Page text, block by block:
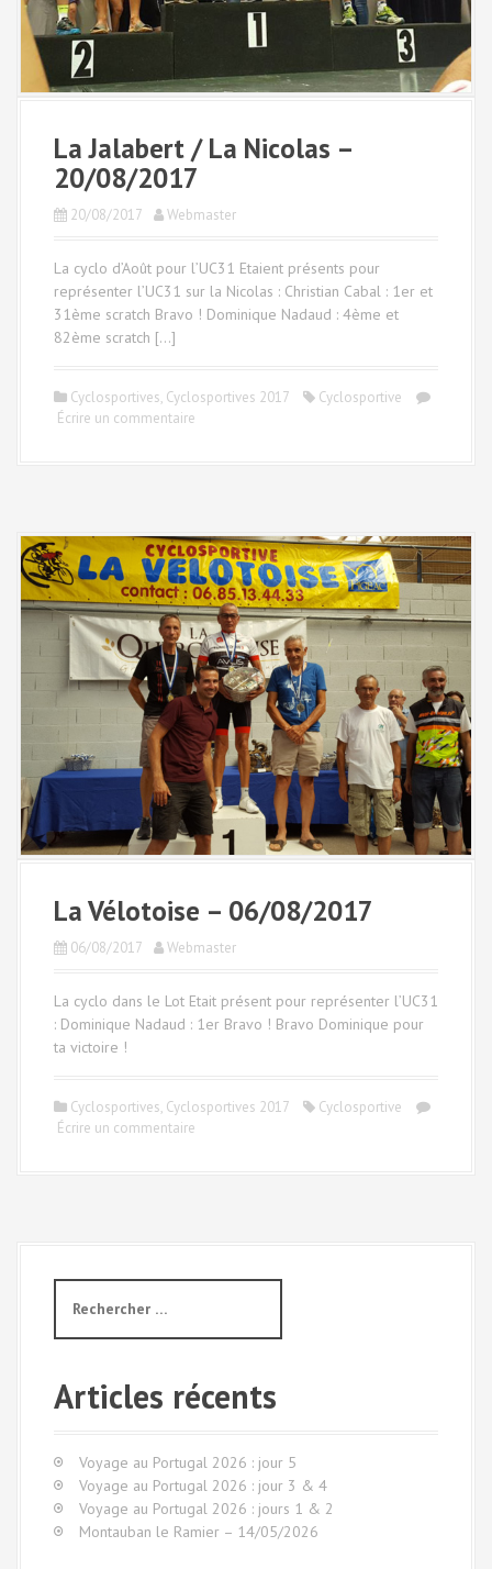
La Jalabert / La Nicolas –
20/08/2017
20/08/2017 Webmaster
La cyclo d’Août pour l’UC31 Etaient présents pour
représenter l’UC31 sur la Nicolas : Christian Cabal : 1er et
31ème scratch Bravo ! Dominique Nadaud : 4ème et
82ème scratch […]
Cyclosportives, Cyclosportives 2017
Cyclosportive
Écrire un commentaire
La Vélotoise – 06/08/2017
06/08/2017 Webmaster
La cyclo dans le Lot Etait présent pour représenter l’UC31
: Dominique Nadaud : 1er Bravo ! Bravo Dominique pour
ta victoire !
Cyclosportives, Cyclosportives 2017
Cyclosportive
Écrire un commentaire
c
r
e
p
o
u
Articles récents
Voyage au Portugal 2026 : jour 5
Voyage au Portugal 2026 : jour 3 & 4
Voyage au Portugal 2026 : jours 1 & 2
Montauban le Ramier – 14/05/2026